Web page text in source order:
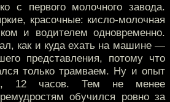
с первого молочного завода.
красочные: кисло-молочная
и водителем одновременно.
как и куда ехать на машине —
представления, потому что
только трамваем. Ну и опыт
12 часов. Тем не менее
обучился ровно за